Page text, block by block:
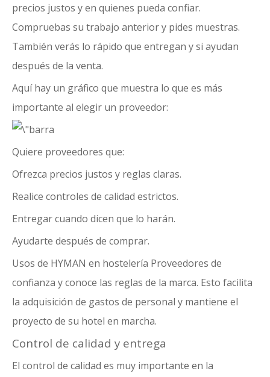
precios justos y en quienes pueda confiar.
Compruebas su trabajo anterior y pides muestras.
También verás lo rápido que entregan y si ayudan
después de la venta.
Aquí hay un gráfico que muestra lo que es más
importante al elegir un proveedor:
Quiere proveedores que:
Ofrezca precios justos y reglas claras.
Realice controles de calidad estrictos.
Entregar cuando dicen que lo harán.
Ayudarte después de comprar.
Usos de HYMAN en hostelería Proveedores de
confianza y conoce las reglas de la marca. Esto facilita
la adquisición de gastos de personal y mantiene el
proyecto de su hotel en marcha.
Control de calidad y entrega
El control de calidad es muy importante en la